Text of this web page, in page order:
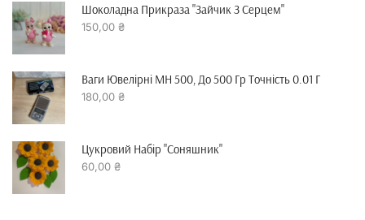
Шоколадна Прикраза "зайчик З Серцем"
150,00 ₴
Ваги Ювелірні MH 500, До 500 Гр Точність 0.01 Г
180,00 ₴
Цукровий Набір "Соняшник"
60,00 ₴